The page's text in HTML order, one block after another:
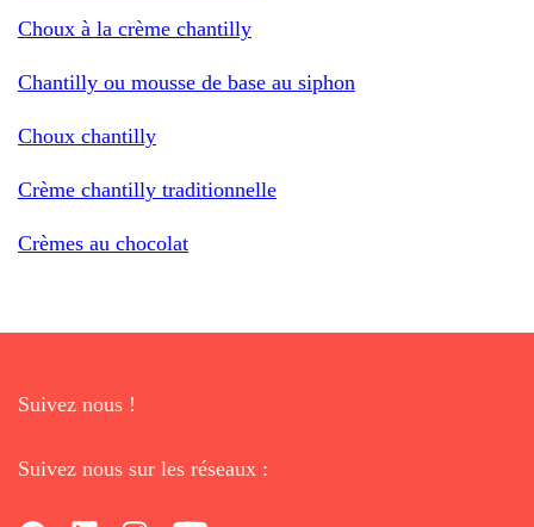
Choux à la crème chantilly
Chantilly ou mousse de base au siphon
Choux chantilly
Crème chantilly traditionnelle
Crèmes au chocolat
Suivez nous !
Suivez nous sur les réseaux :